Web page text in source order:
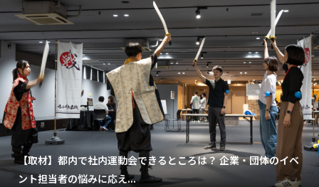
【取材】都内で社内運動会できるところは？ 企業・団体のイベ
ント担当者の悩みに応え...